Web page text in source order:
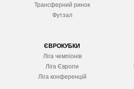
Трансферний ринок
Футзал
ЄВРОКУБКИ
Ліга чемпіонів
Ліга Європи
Ліга конференцій